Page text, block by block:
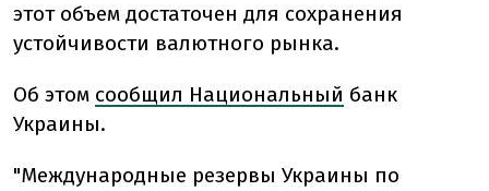
этот объем достаточен для сохранения
устойчивости валютного рынка.
Об этом сообщил Национальный банк
Украины.
"Международные резервы Украины по